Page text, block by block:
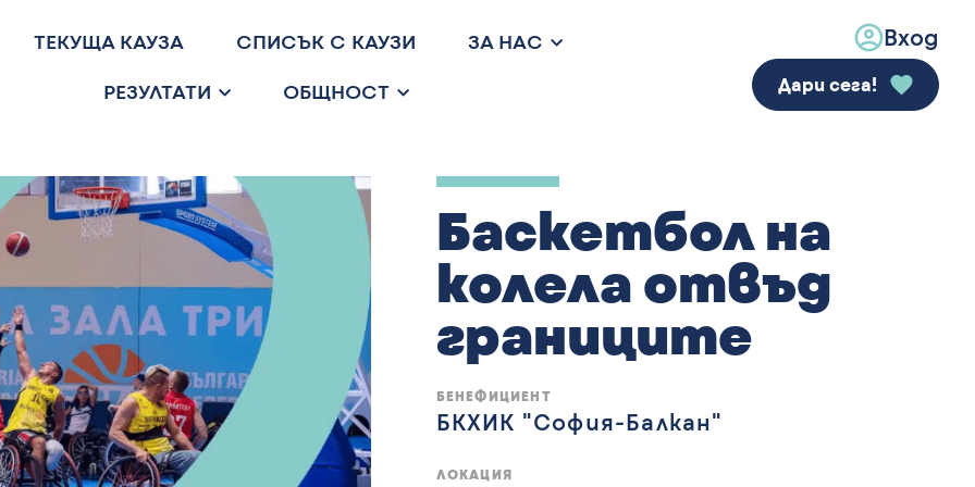
ТЕКУЩА КАУЗА СПИСЪК С КАУЗИ ЗА НАС
РЕЗУЛТАТИ ОБЩНОСТ
Вход
Дари сега!
Баскетбол на
колела отвъд
границите
БЕНЕФИЦИЕНТ
БКХИК "София-Балкан"
ЛОКАЦИЯ